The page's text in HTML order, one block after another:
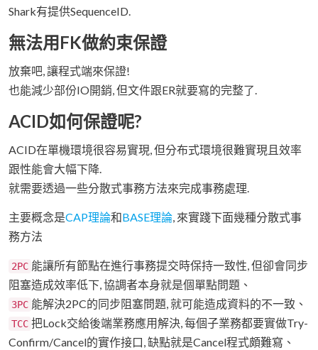
Shark有提供SequenceID.
無法用FK做約束保證
放棄吧, 讓程式端來保證!
也能減少部份IO開銷, 但文件跟ER就要寫的完整了.
ACID如何保證呢?
ACID在單機環境很容易實現, 但分布式環境很難實現且效率
跟性能會大幅下降.
就需要透過一些分散式事務方法來完成事務處理.
主要概念是CAP理論和BASE理論, 來實踐下面幾種分散式事
務方法
2PC 能讓所有節點在進行事務提交時保持一致性, 但卻會同步
阻塞造成效率低下, 協調者本身就是個單點問題、
3PC 能解決2PC的同步阻塞問題, 就可能造成資料的不一致、
TCC 把Lock交給後端業務應用解決, 每個子業務都要實做Try-
Confirm/Cancel的實作接口, 缺點就是Cancel程式頗難寫、